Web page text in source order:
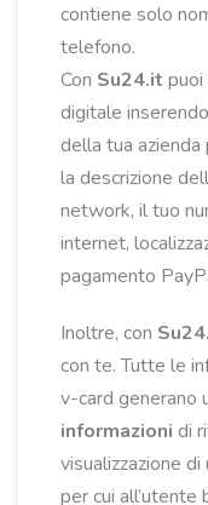
contiene solo
telefono.
Con Su24.it
digitale
della tua
la descrizione
network, il tuo
internet,
pagamento
Inoltre, con
con te. Tutte le
v-card generano
informazioni di
visualizzazione di
per cui all’utente